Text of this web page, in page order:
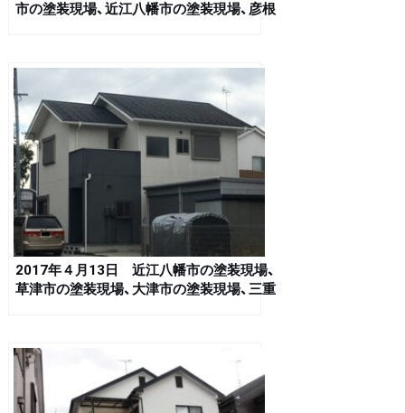
市の塗装現場、近江八幡市の塗装現場、彦根
2017年４月13日 近江八幡市の塗装現場、
草津市の塗装現場、大津市の塗装現場、三重